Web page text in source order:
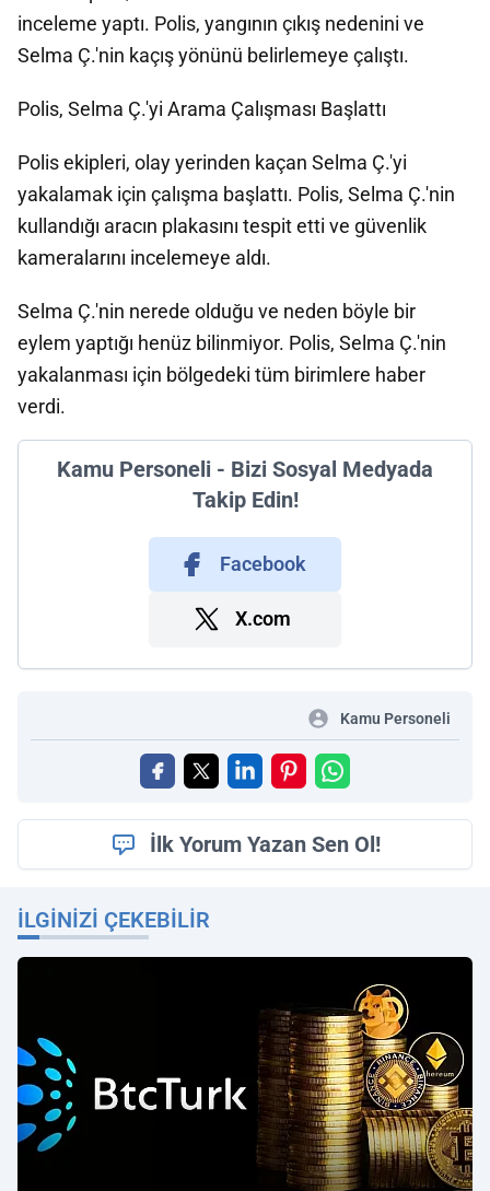
inceleme yaptı. Polis, yangının çıkış nedenini ve
Selma Ç.'nin kaçış yönünü belirlemeye çalıştı.
Polis, Selma Ç.'yi Arama Çalışması Başlattı
Polis ekipleri, olay yerinden kaçan Selma Ç.'yi
yakalamak için çalışma başlattı. Polis, Selma Ç.'nin
kullandığı aracın plakasını tespit etti ve güvenlik
kameralarını incelemeye aldı.
Selma Ç.'nin nerede olduğu ve neden böyle bir
eylem yaptığı henüz bilinmiyor. Polis, Selma Ç.'nin
yakalanması için bölgedeki tüm birimlere haber
verdi.
Kamu Personeli - Bizi Sosyal Medyada
Takip Edin!
Facebook
X.com
Kamu Personeli
İlk Yorum Yazan Sen Ol!
İLGINIZI ÇEKEBILIR